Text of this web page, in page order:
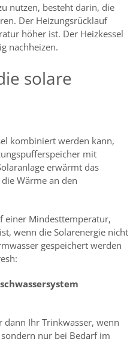
nutzen, besteht darin, die
Der Heizungsrücklauf
höher ist. Der Heizkessel
nachheizen.
solare
kombiniert werden kann,
mit
erwärmt das
Wärme an den
einer Mindesttemperatur,
wenn die Solarenergie nicht
gespeichert werden
dann Ihr Trinkwasser, wenn
nur bei Bedarf im